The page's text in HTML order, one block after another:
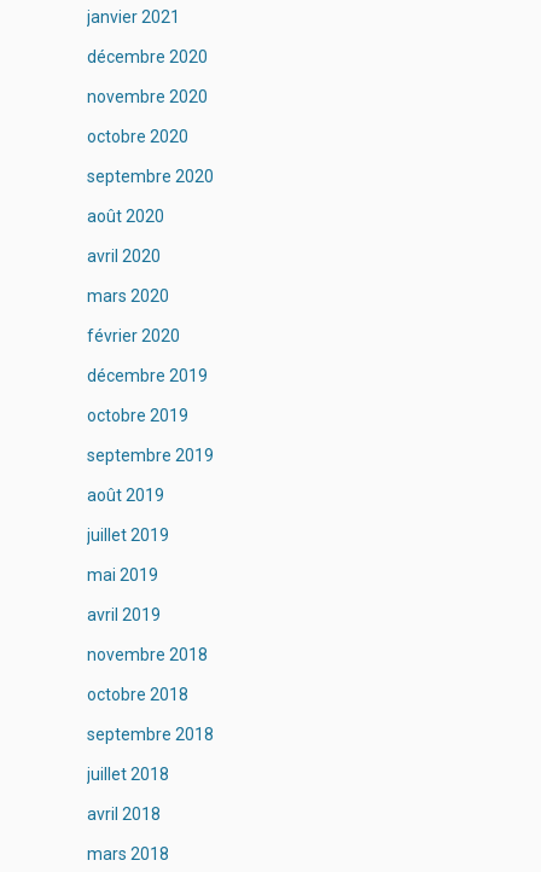
janvier 2021
décembre 2020
novembre 2020
octobre 2020
septembre 2020
août 2020
avril 2020
mars 2020
février 2020
décembre 2019
octobre 2019
septembre 2019
août 2019
juillet 2019
mai 2019
avril 2019
novembre 2018
octobre 2018
septembre 2018
juillet 2018
avril 2018
mars 2018